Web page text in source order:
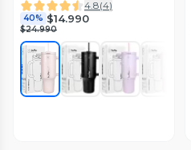
4.8(4)
40% $14.990
$24.990